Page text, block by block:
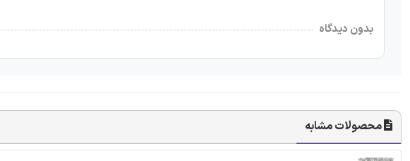
بدون دیدگاه
محصولات مشابه